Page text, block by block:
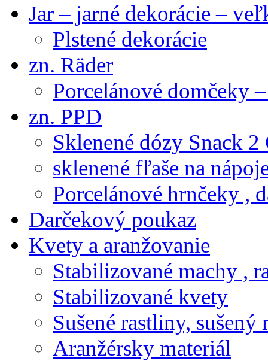
Jar – jarné dekorácie –
Plstené dekorácie
zn. Räder
Porcelánové domčeky
zn. PPD
Sklenené dózy Snack 2
sklenené fľaše na
Porcelánové hrnčeky ,
Darčekový poukaz
Kvety a aranžovanie
Stabilizované machy ,
Stabilizované kvety
Sušené rastliny,
Aranžérsky materiál